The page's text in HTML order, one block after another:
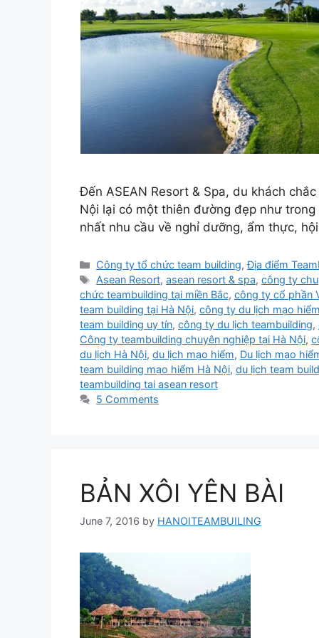
Đến ASEAN Resort & Spa, du khách
Nội lại có một thiên đường đẹp như
nhất nhu cầu về nghỉ dưỡng, ẩm thực,
Categories
Công ty tổ chức team building,Địa điểm
Tags
Asean Resort,asean resort & spa,công ty
chức teambuilding tại miền Bắc, công ty cổ phần
team building tại Hà Nội, công ty du lịch mạo
team building uy tín, công ty du lịch teambuilding,
Công ty teambuilding chuyên nghiệp tại Hà Nội,
du lịch Hà Nội, du lịch mạo hiểm, Du lịch mạo
team building mạo hiểm Hà Nội, du lịch team
teambuilding tai asean resort
5 Comments
BẢN XÔI YÊN BÀI
June 7, 2016 by HANOITEAMBUILING